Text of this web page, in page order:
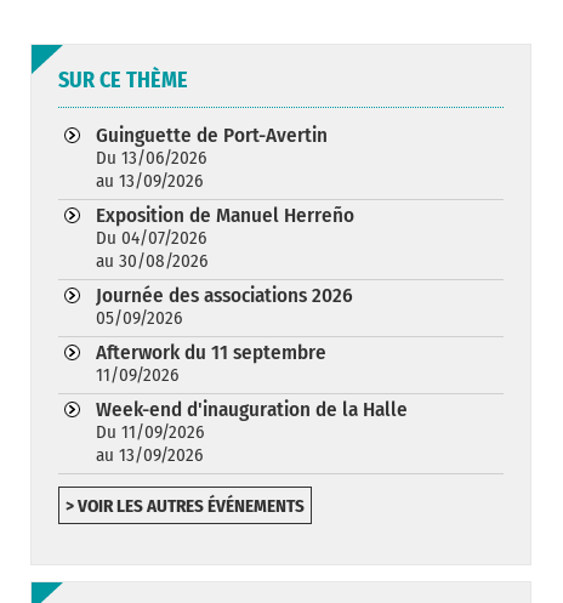
SUR CE THÈME
Guinguette de Port-Avertin
Du 13/06/2026
au 13/09/2026
Exposition de Manuel Herreño
Du 04/07/2026
au 30/08/2026
Journée des associations 2026
05/09/2026
Afterwork du 11 septembre
11/09/2026
Week-end d'inauguration de la Halle
Du 11/09/2026
au 13/09/2026
> VOIR LES AUTRES ÉVÉNEMENTS